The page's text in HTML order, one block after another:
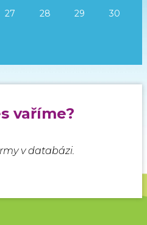
27 28 29 30
vaříme?
v databázi.